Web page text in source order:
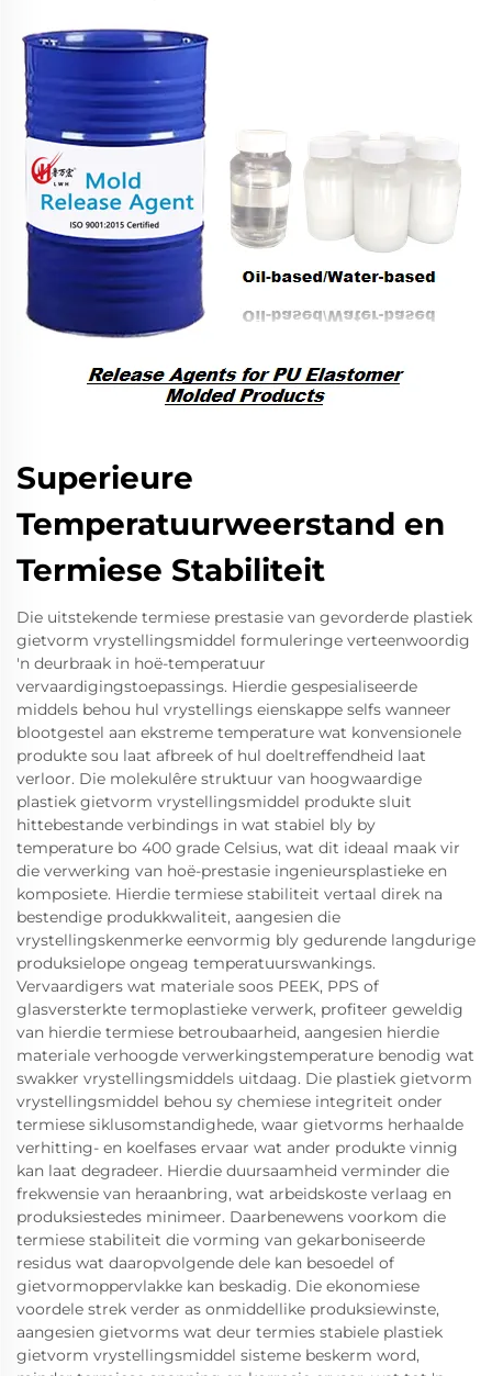
Superieure
Temperatuurweerstand en
Termiese Stabiliteit
Die uitstekende termiese prestasie van gevorderde plastiek
gietvorm vrystellingsmiddel formuleringe verteenwoordig
'n deurbraak in hoë-temperatuur
vervaardigingstoepassings. Hierdie gespesialiseerde
middels behou hul vrystellings eienskappe selfs wanneer
blootgestel aan ekstreme temperature wat konvensionele
produkte sou laat afbreek of hul doeltreffendheid laat
verloor. Die molekulêre struktuur van hoogwaardige
plastiek gietvorm vrystellingsmiddel produkte sluit
hittebestande verbindings in wat stabiel bly by
temperature bo 400 grade Celsius, wat dit ideaal maak vir
die verwerking van hoë-prestasie ingenieursplastieke en
komposiete. Hierdie termiese stabiliteit vertaal direk na
bestendige produkkwaliteit, aangesien die
vrystellingskenmerke eenvormig bly gedurende langdurige
produksielope ongeag temperatuurswankings.
Vervaardigers wat materiale soos PEEK, PPS of
glasversterkte termoplastieke verwerk, profiteer geweldig
van hierdie termiese betroubaarheid, aangesien hierdie
materiale verhoogde verwerkingstemperature benodig wat
swakker vrystellingsmiddels uitdaag. Die plastiek gietvorm
vrystellingsmiddel behou sy chemiese integriteit onder
termiese siklusomstandighede, waar gietvorms herhaalde
verhitting- en koelfases ervaar wat ander produkte vinnig
kan laat degradeer. Hierdie duursaamheid verminder die
frekwensie van heraanbring, wat arbeidskoste verlaag en
produksiestedes minimeer. Daarbenewens voorkom die
termiese stabiliteit die vorming van gekarboniseerde
residus wat daaropvolgende dele kan besoedel of
gietvormoppervlakke kan beskadig. Die ekonomiese
voordele strek verder as onmiddellike produksiewinste,
aangesien gietvorms wat deur termies stabiele plastiek
gietvorm vrystellingsmiddel sisteme beskerm word,